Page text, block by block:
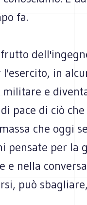
fa.
in
e
pace di ciò
che oggi
pensate per la
e nella
può